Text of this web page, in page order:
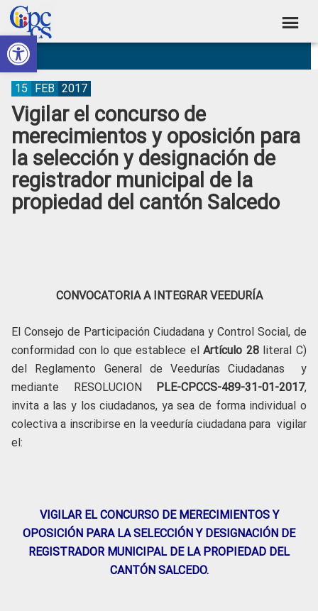
Abrir barra de herramientas
Skip
to
primary
navigation
Skip
to
main
content
Skip
to
primary
sidebar
Skip
to
footer
Consejo
de
Participación
Ciudadana
Control
Social
Construyendo
Poder
Ciudadano
Vigilar el concurso de
merecimientos y oposición para
la selección y designación de
registrador municipal de la
propiedad del cantón Salcedo
15 FEB 2017
CONVOCATORIA A INTEGRAR VEEDURÍA
El Consejo de Participación Ciudadana y Control Social, de
conformidad con lo que establece elArtículo 28 literal C)
del Reglamento General de Veedurías Ciudadanas y
mediante RESOLUCION
PLE-CPCCS-489-31-01-2017,
invita a las y los ciudadanos, ya sea de forma individual o
colectiva a inscribirse en la veeduría ciudadana para vigilar
el:
VIGILAR EL CONCURSO DE MERECIMIENTOS Y
OPOSICIÓN PARA LA SELECCIÓN Y DESIGNACIÓN DE
REGISTRADOR MUNICIPAL DE LA PROPIEDAD DEL
CANTÓN SALCEDO.